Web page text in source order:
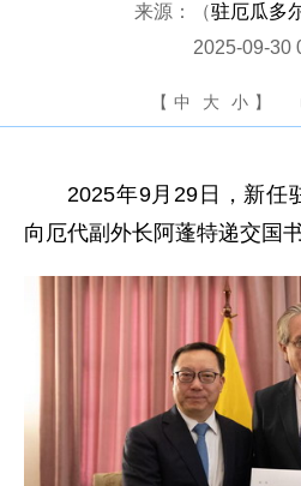
来源：（驻厄瓜多
2025-09-30
【 中 大 小 】
2025年9月29日，新任
向厄代副外长阿蓬特递交国书